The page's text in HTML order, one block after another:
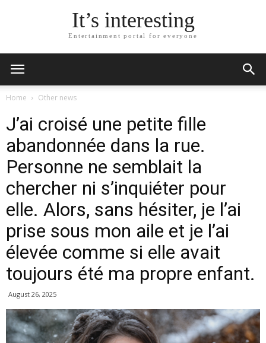
It’s interesting
Entertainment portal for everyone
Home Other news
J’ai croisé une petite fille
abandonnée dans la rue.
Personne ne semblait la
chercher ni s’inquiéter pour
elle. Alors, sans hésiter, je l’ai
prise sous mon aile et je l’ai
élevée comme si elle avait
toujours été ma propre enfant.
August 26, 2025